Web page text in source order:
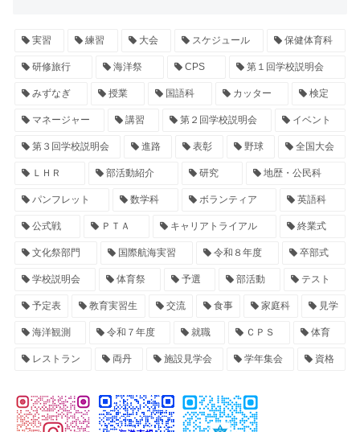
実習 練習 大会 スケジュール 保健体育科
研修旅行 海洋祭 CPS 第１回学校説明会
みずなぎ 授業 国語科 カッター 検定
マネージャー 講習 第２回学校説明会 イベント
第３回学校説明会 進路 表彰 野球 全国大会
ＬＨＲ 部活動紹介 研究 地歴・公民科
パンフレット 数学科 ボランティア 英語科
公式戦 ＰＴＡ キャリアトライアル 終業式
文化祭部門 国際航海実習 令和８年度 卒部式
学校説明会 体育祭 予選 部活動 テスト
予定表 教育実習生 交流 食事 家庭科 見学
海洋観測 令和７年度 就職 ＣＰＳ 体育
レストラン 両丹 施設見学会 学年集会 資格